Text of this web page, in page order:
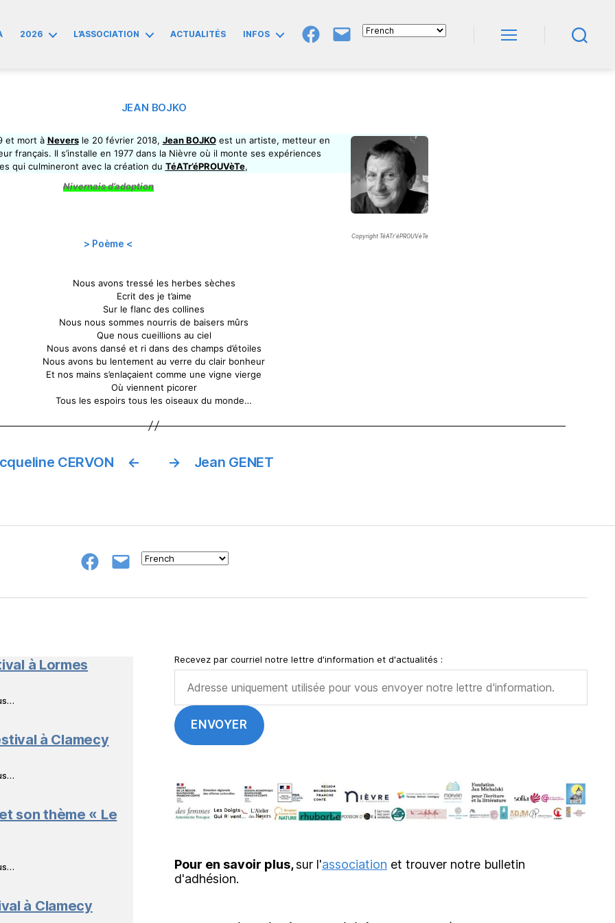
2026 L’ASSOCIATION ACTUALITÉS INFOS
GroupeE-
JEAN BOJKO
Copyright TéATr’éPROUVèTe
et mort à Neversle 20 février 2018, Jean BOJKOest un artiste, metteur en
français. Il s’installe en 1977 dans la Nièvre où il monte ses expériences
qui culmineront avec la création du TéATr’éPROUVèTe,
Nivernais d’adoption
> Poème <
Nous avons tressé les herbes sèches
Ecrit des je t’aime
Sur le flanc des collines
Nous nous sommes nourris de baisers mûrs
Que nous cueillions au ciel
Nous avons dansé et ri dans des champs d’étoiles
Nous avons bu lentement au verre du clair bonheur
Et nos mains s’enlaçaient comme une vigne vierge
Où viennent picorer
Tous les espoirs tous les oiseaux du monde…
←
CERVON → Jean GENET
GroupeE-
à Lormes
à Clamecy
son thème « Le
à Clamecy
Recevez par courriel notre lettre d'information et d'actualités :
Pour en savoir plus,sur l'association et trouver notre bulletin
d'adhésion.